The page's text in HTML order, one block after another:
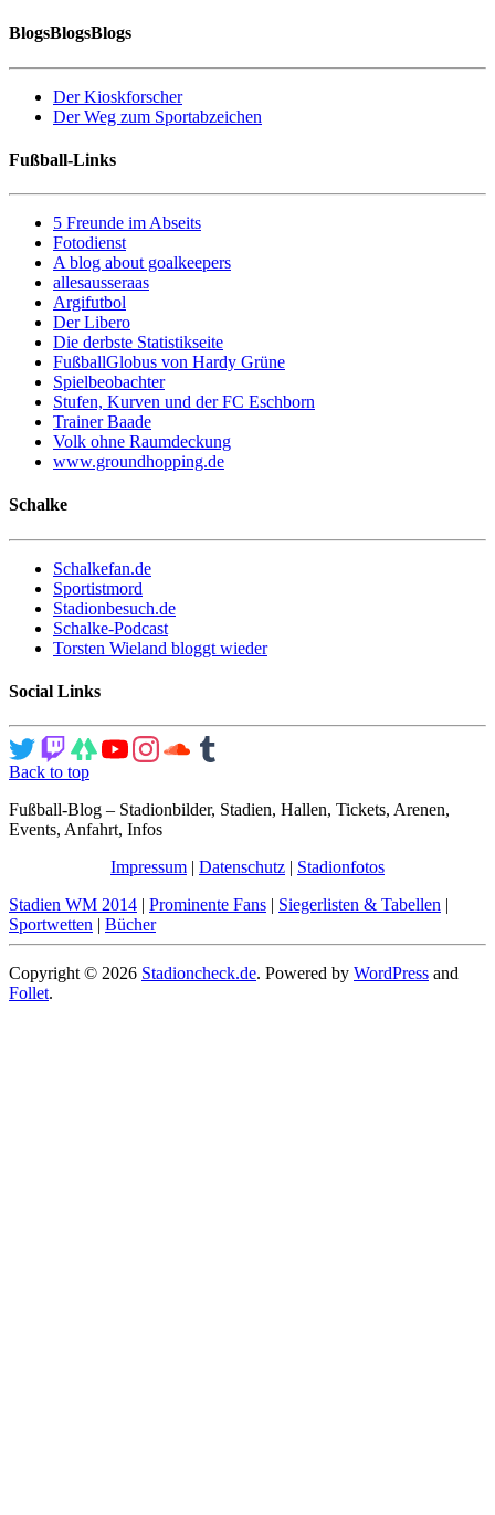
BlogsBlogsBlogs
Der Kioskforscher
Der Weg zum Sportabzeichen
Fußball-Links
5 Freunde im Abseits
Fotodienst
A blog about goalkeepers
allesausseraas
Argifutbol
Der Libero
Die derbste Statistikseite
FußballGlobus von Hardy Grüne
Spielbeobachter
Stufen, Kurven und der FC Eschborn
Trainer Baade
Volk ohne Raumdeckung
www.groundhopping.de
Schalke
Schalkefan.de
Sportistmord
Stadionbesuch.de
Schalke-Podcast
Torsten Wieland bloggt wieder
Social Links
Back to top
Fußball-Blog – Stadionbilder, Stadien, Hallen, Tickets, Arenen,
Events, Anfahrt, Infos
Impressum | Datenschutz | Stadionfotos
Stadien WM 2014 | Prominente Fans | Siegerlisten & Tabellen |
Sportwetten | Bücher
Copyright © 2026 Stadioncheck.de. Powered by WordPress and
Follet.